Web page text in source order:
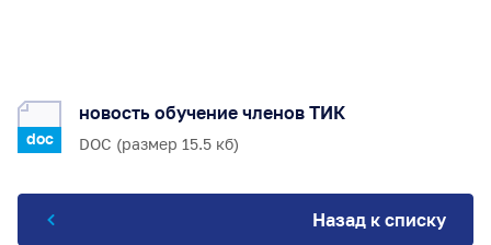
doc
новость обучение членов ТИК
DOC (размер 15.5 кб)
Назад к списку